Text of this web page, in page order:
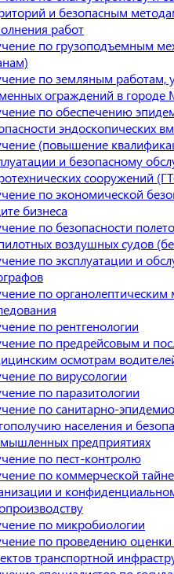
и безопасным
работ
по грузоподъемным
по земляным работам,
ограждений в городе
по обеспечению
эндоскопических
(повышение
и безопасному
сооружений
по экономической
бизнеса
по безопасности
воздушных судов
по эксплуатации и
по органолептическим
по рентгенологии
по предрейсовым и
осмотрам
по вирусологии
по паразитологии
по санитарно-
населения и
предприятиях
по пест-контролю
по коммерческой
и
по микробиологии
по проведению оценки
транспортной